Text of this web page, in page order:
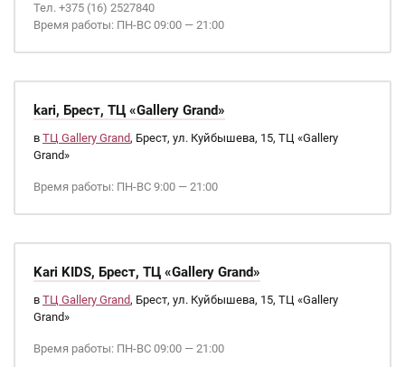
Тел. +375 (16) 2527840
Время работы: ПН-ВС 09:00 — 21:00
kari, Брест, ТЦ «Gallery Grand»
в ТЦ Gallery Grand, Брест, ул. Куйбышева, 15, ТЦ «Gallery
Grand»
Время работы: ПН-ВС 9:00 — 21:00
Kari KIDS, Брест, ТЦ «Gallery Grand»
в ТЦ Gallery Grand, Брест, ул. Куйбышева, 15, ТЦ «Gallery
Grand»
Время работы: ПН-ВС 09:00 — 21:00